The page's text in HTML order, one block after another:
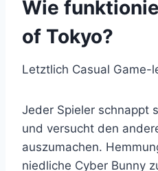
Wie
of Tokyo?
Letztlich Casual Game-
Jeder Spieler schnappt
und versucht den
auszumachen.
niedliche Cyber Bunny